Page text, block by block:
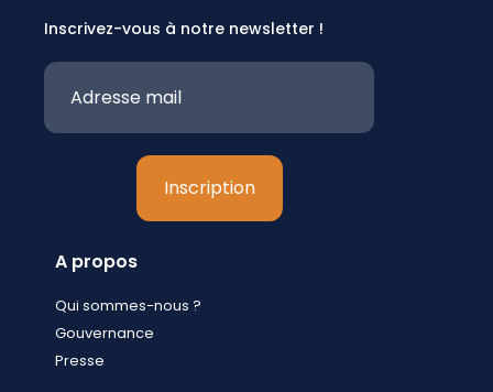
Inscrivez-vous à notre newsletter !
A propos
Qui sommes-nous ?
Gouvernance
Presse